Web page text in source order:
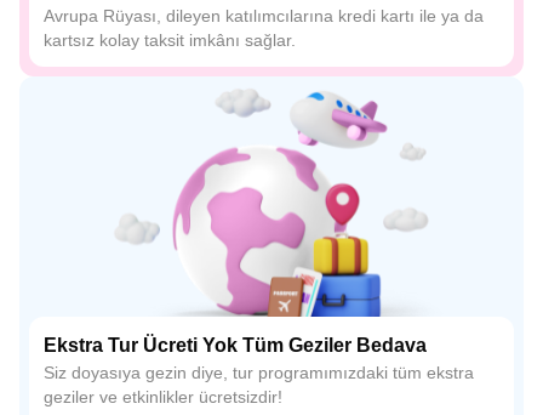
Avrupa Rüyası, dileyen katılımcılarına kredi kartı ile ya da
kartsız kolay taksit imkânı sağlar.
Ekstra Tur Ücreti Yok Tüm Geziler Bedava
Siz doyasıya gezin diye, tur programımızdaki tüm ekstra
geziler ve etkinlikler ücretsizdir!